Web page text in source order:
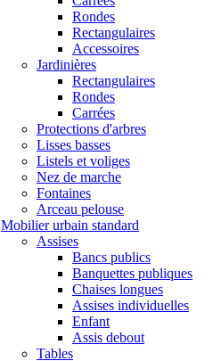
Rondes
Rectangulaires
Accessoires
Jardinières
Rectangulaires
Rondes
Carrées
Protections d'arbres
Lisses basses
Listels et voliges
Nez de marche
Fontaines
Arceau pelouse
Mobilier urbain standard
Assises
Bancs publics
Banquettes publiques
Chaises longues
Assises individuelles
Enfant
Assis debout
Tables